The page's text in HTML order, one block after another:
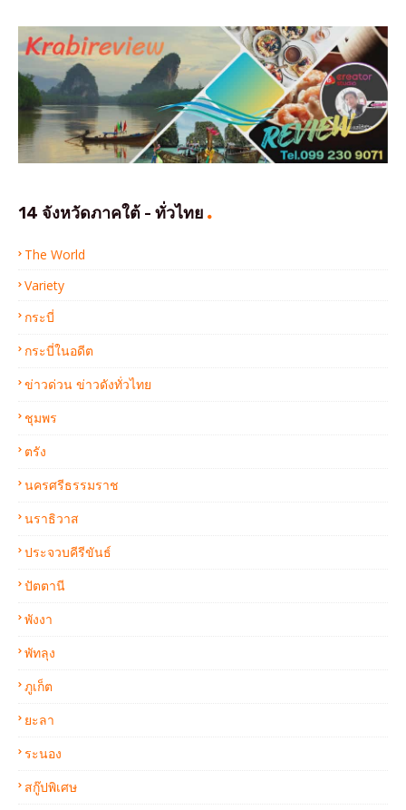
14 จังหวัดภาคใต้ - ทั่วไทย
The World
Variety
กระบี่
กระบี่ในอดีต
ข่าวด่วน ข่าวดังทั่วไทย
ชุมพร
ตรัง
นครศรีธรรมราช
นราธิวาส
ประจวบคีรีขันธ์
ปัตตานี
พังงา
พัทลุง
ภูเก็ต
ยะลา
ระนอง
สกู๊ปพิเศษ